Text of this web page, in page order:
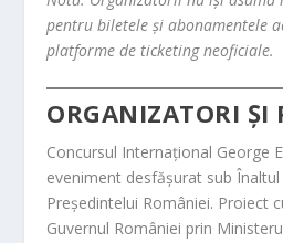
pentru biletele și abonamentele
platforme de ticketing neoficiale.
ORGANIZATORI ȘI
Concursul Internațional George
eveniment desfășurat sub
Președintelui României. Proiect
Guvernul României prin